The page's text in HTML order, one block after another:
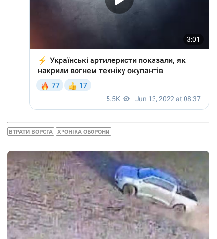
ВТРАТИ ВОРОГА ХРОНІКА ОБОРОНИ